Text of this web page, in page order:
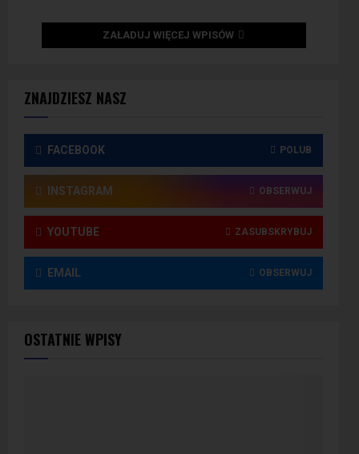
ZNAJDZIESZ NASZ
FACEBOOK POLUB
INSTAGRAM OBSERWUJ
YOUTUBE ZASUBSKRYBUJ
EMAIL OBSERWUJ
OSTATNIE WPISY
ZAŁADUJ WIĘCEJ WPISÓW